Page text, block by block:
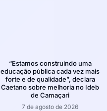
“Estamos construindo uma
educação pública cada vez mais
forte e de qualidade”, declara
Caetano sobre melhoria no Ideb
de Camaçari
7 de agosto de 2026